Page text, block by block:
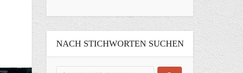
NACH STICHWORTEN SUCHEN